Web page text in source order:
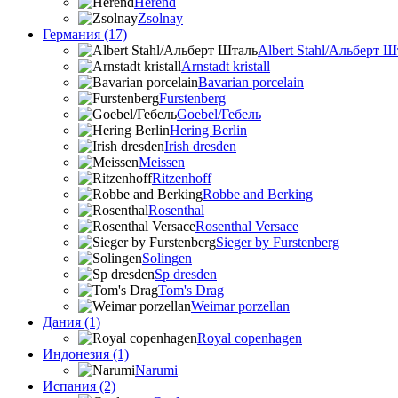
Zsolnay
Германия (17)
Albert Stahl/Альбеpт
Arnstadt kristall
Bavarian porcelain
Furstenberg
Goebel/Гебель
Hering Berlin
Irish dresden
Meissen
Ritzenhoff
Robbe and Berking
Rosenthal
Rosenthal Versace
Sieger by Furstenberg
Solingen
Sp dresden
Tom's Drag
Weimar porzellan
Дания (1)
Royal copenhagen
Индонезия (1)
Narumi
Испания (2)